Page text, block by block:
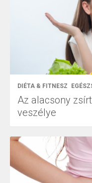
DIÉTA & FITNESZ
Az alacsony
veszélye